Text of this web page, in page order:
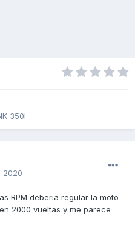
350I
2020
RPM deberia regular la moto
2000 vueltas y me parece